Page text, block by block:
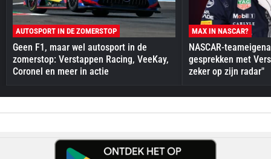
AUTOSPORT IN DE ZOMERSTOP
Geen F1, maar wel autosport in de
zomerstop: Verstappen Racing, VeeKay,
Coronel en meer in actie
MAX IN NASCAR?
NASCAR-
gesprekken met
zeker op zijn radar"